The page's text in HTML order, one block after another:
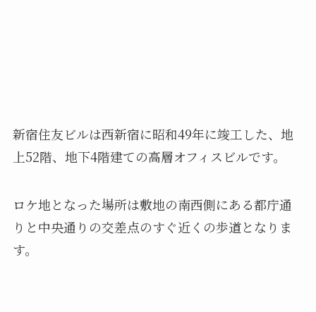
新宿住友ビルは西新宿に昭和49年に竣工した、地
上52階、地下4階建ての高層オフィスビルです。
ロケ地となった場所は敷地の南西側にある都庁通
りと中央通りの交差点のすぐ近くの歩道となりま
す。